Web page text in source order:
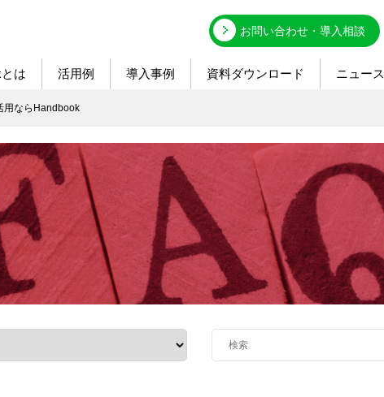
お問い合わせ・導入相談
は 活用例 導入事例 資料ダウンロード ニュース
用ならHandbook